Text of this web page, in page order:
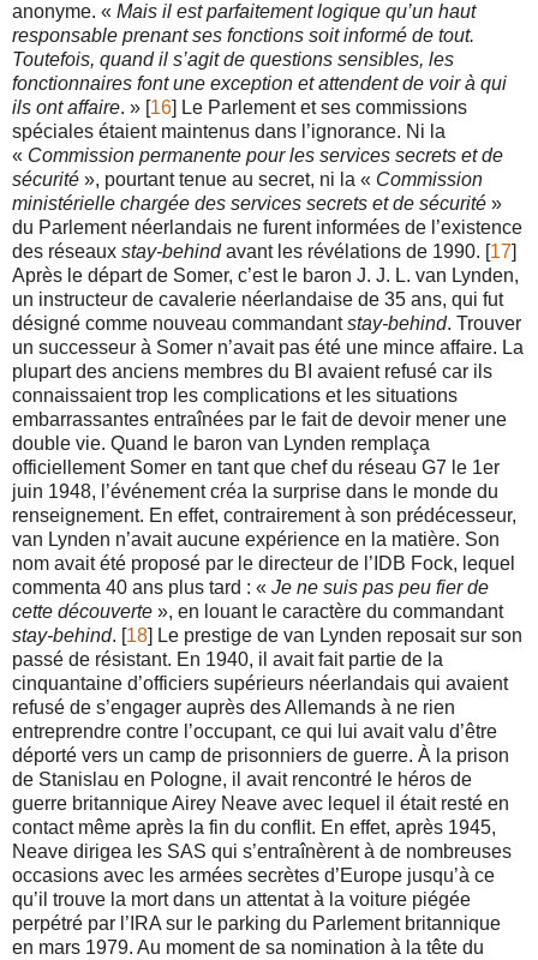
anonyme. « Mais il est parfaitement logique qu’un haut
responsable prenant ses fonctions soit informé de tout.
Toutefois, quand il s’agit de questions sensibles, les
fonctionnaires font une exception et attendent de voir à qui
ils ont affaire. » [16] Le Parlement et ses commissions
spéciales étaient maintenus dans l’ignorance. Ni la
« Commission permanente pour les services secrets et de
sécurité », pourtant tenue au secret, ni la « Commission
ministérielle chargée des services secrets et de sécurité »
du Parlement néerlandais ne furent informées de l’existence
des réseaux stay-behindavant les révélations de 1990. [17]
Après le départ de Somer, c’est le baron J. J. L. van Lynden,
un instructeur de cavalerie néerlandaise de 35 ans, qui fut
désigné comme nouveau commandantstay-behind. Trouver
un successeur à Somer n’avait pas été une mince affaire. La
plupart des anciens membres du BI avaient refusé car ils
connaissaient trop les complications et les situations
embarrassantes entraînées par le fait de devoir mener une
double vie. Quand le baron van Lynden remplaça
officiellement Somer en tant que chef du réseau G7 le 1er
juin 1948, l’événement créa la surprise dans le monde du
renseignement. En effet, contrairement à son prédécesseur,
van Lynden n’avait aucune expérience en la matière. Son
nom avait été proposé par le directeur de l’IDB Fock, lequel
commenta 40 ans plus tard : « Je ne suis pas peu fier de
cette découverte », en louant le caractère du commandant
stay-behind. [18] Le prestige de van Lynden reposait sur son
passé de résistant. En 1940, il avait fait partie de la
cinquantaine d’officiers supérieurs néerlandais qui avaient
refusé de s’engager auprès des Allemands à ne rien
entreprendre contre l’occupant, ce qui lui avait valu d’être
déporté vers un camp de prisonniers de guerre. À la prison
de Stanislau en Pologne, il avait rencontré le héros de
guerre britannique Airey Neave avec lequel il était resté en
contact même après la fin du conflit. En effet, après 1945,
Neave dirigea les SAS qui s’entraînèrent à de nombreuses
occasions avec les armées secrètes d’Europe jusqu’à ce
qu’il trouve la mort dans un attentat à la voiture piégée
perpétré par l’IRA sur le parking du Parlement britannique
en mars 1979. Au moment de sa nomination à la tête du